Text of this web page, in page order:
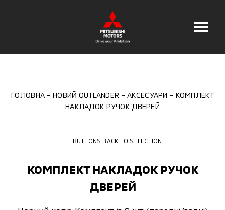
ГОЛОВНА НОВИЙ OUTLANDER АКСЕСУАРИ
КОМПЛЕКТ
НАКЛАДОК РУЧОК ДВЕРЕЙ
BUTTONS.BACK TO SELECTION
КОМПЛЕКТ НАКЛАДОК РУЧОК
ДВЕРЕЙ